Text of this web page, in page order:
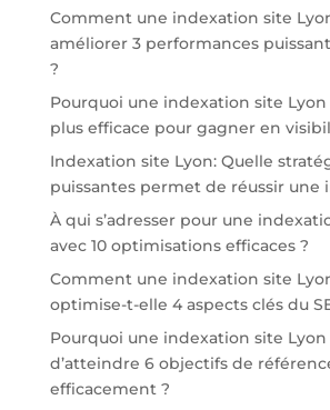
Comment une indexation site
améliorer 3 performances
?
Pourquoi une indexation site Lyon
plus efficace pour gagner en
Indexation site Lyon: Quelle
puissantes permet de réussir une
À qui s’adresser pour une
avec 10 optimisations efficaces ?
Comment une indexation site
optimise-t-elle 4 aspects clés du
Pourquoi une indexation site
d’atteindre 6 objectifs de
efficacement ?